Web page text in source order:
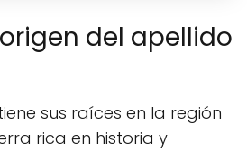
del apellido
sus raíces en la región
rica en historia y